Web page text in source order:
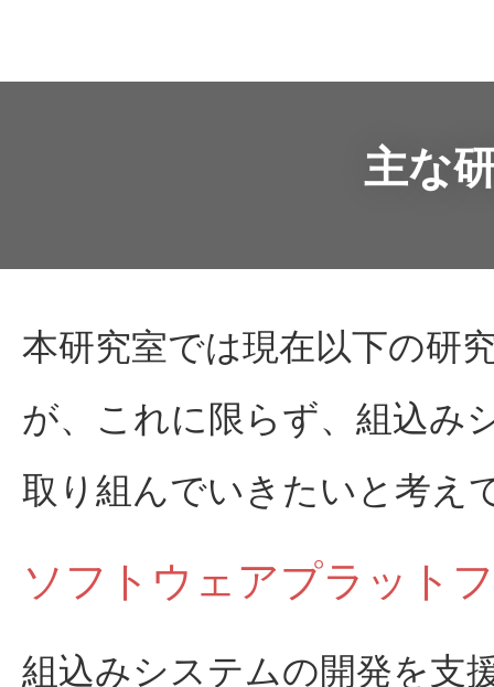
主な
本研究室では現在以下の研
が、これに限らず、組込み
取り組んでいきたいと考え
ソフトウェアプラット
組込みシステムの開発を支